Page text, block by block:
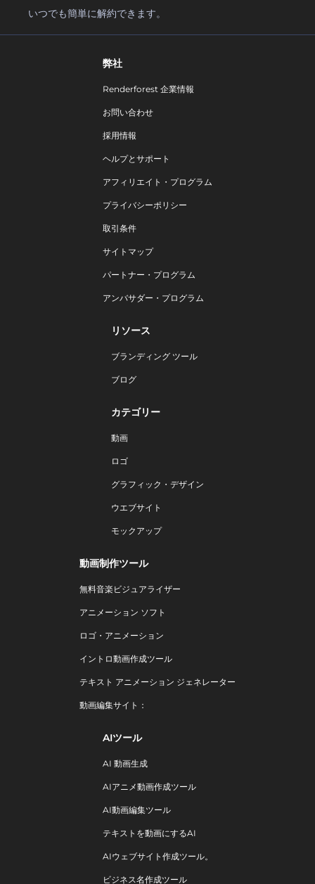
いつでも簡単に解約できます。
弊社
Renderforest 企業情報
お問い合わせ
採用情報
ヘルプとサポート
アフィリエイト・プログラム
プライバシーポリシー
取引条件
サイトマップ
パートナー・プログラム
アンバサダー・プログラム
リソース
ブランディング ツール
ブログ
カテゴリー
動画
ロゴ
グラフィック・デザイン
ウエブサイト
モックアップ
動画制作ツール
無料音楽ビジュアライザー
アニメーション ソフト
ロゴ・アニメーション
イントロ動画作成ツール
テキスト アニメーション ジェネレーター
動画編集サイト：
AIツール
AI 動画生成
AIアニメ動画作成ツール
AI動画編集ツール
テキストを動画にするAI
AIウェブサイト作成ツール。
ビジネス名作成ツール